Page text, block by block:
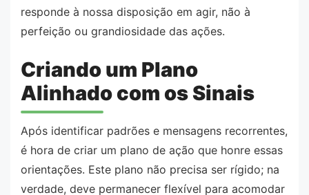
responde à nossa disposição em agir, não à
perfeição ou grandiosidade das ações.
Criando um Plano
Alinhado com os Sinais
Após identificar padrões e mensagens recorrentes,
é hora de criar um plano de ação que honre essas
orientações. Este plano não precisa ser rígido; na
verdade, deve permanecer flexível para acomodar